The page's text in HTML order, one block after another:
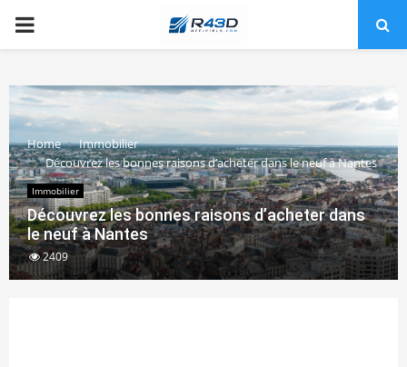
PRIMARY
Home
Immobilier
Découvrez les bonnes raisons d’acheter dans le neuf à Nantes
Immobilier
Découvrez les bonnes raisons d’acheter dans
le neuf à Nantes
2409